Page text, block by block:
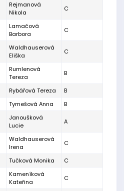
Rejmanová
Nikola
C
Lamačová
Barbora
C
Waldhauserová
Eliška
C
Rumlenová
Tereza
B
Rybářová Tereza
B
Tymešová Anna B
Janoušková
Lucie
A
Waldhauserová
Irena
C
Tučková Monika C
Kameníková
Kateřina
C